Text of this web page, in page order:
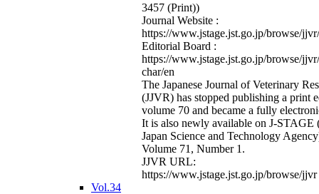
3457 (Print))
Journal Website :
https://www.jstage.jst.go.jp/browse/
Editorial Board :
https://www.jstage.jst.go.jp/browse/
char/en
The Japanese Journal of Veterinary
(JJVR) has stopped publishing a print
volume 70 and became a fully
It is also newly available on J-STAGE
Japan Science and Technology
Volume 71, Number 1.
JJVR URL:
https://www.jstage.jst.go.jp/browse/jjvr
Vol.34